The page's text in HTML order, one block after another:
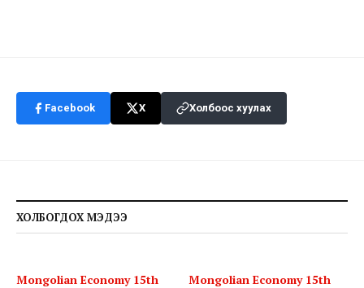
Facebook X Холбоос хуулах
ХОЛБОГДОХ МЭДЭЭ
Mongolian Economy 15th
Mongolian Economy 15th